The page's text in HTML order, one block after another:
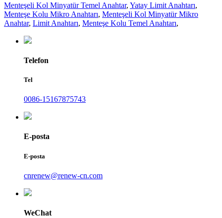
Menteşeli Kol Minyatür Temel Anahtar, Yatay Limit Anahtarı,
Menteşe Kolu Mikro Anahtarı, Menteşeli Kol Minyatür Mikro
Anahtar, Limit Anahtarı, Menteşe Kolu Temel Anahtarı,
Telefon
Tel
0086-15167875743
E-posta
E-posta
cnrenew@renew-cn.com
WeChat